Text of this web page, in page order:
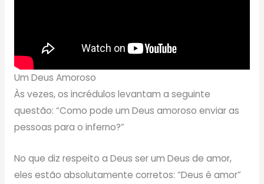
Um Deus Amoroso
Às vezes, os incrédulos levantam a seguinte
questão: “Como pode um Deus amoroso enviar as
pessoas para o inferno?”
No que diz respeito a Deus ser um Deus de amor,
eles estão absolutamente corretos: “Deus é amor”